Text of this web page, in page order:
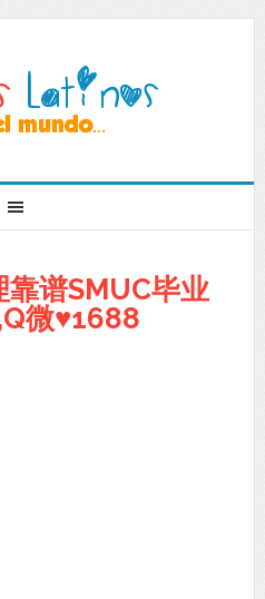
谱SMUC毕业
微♥1688